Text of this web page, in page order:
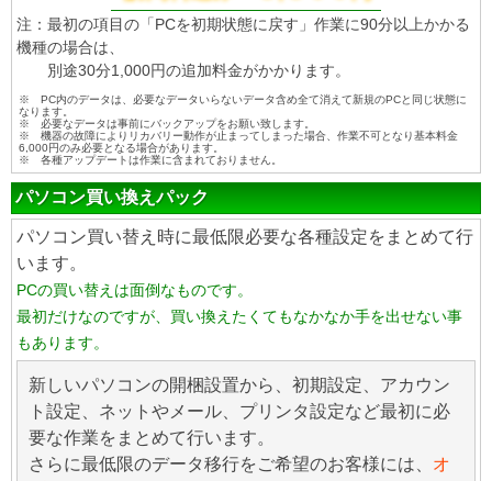
注：最初の項目の「PCを初期状態に戻す」作業に90分以上かかる
機種の場合は、
別途30分1,000円の追加料金がかかります。
※ PC内のデータは、必要なデータいらないデータ含め全て消えて新規のPCと同じ状態に
なります。
※ 必要なデータは事前にバックアップをお願い致します。
※ 機器の故障によりリカバリー動作が止まってしまった場合、作業不可となり基本料金
6,000円のみ必要となる場合があります。
※ 各種アップデートは作業に含まれておりません。
パソコン買い換えパック
パソコン買い替え時に最低限必要な各種設定をまとめて行
います。
PCの買い替えは面倒なものです。
最初だけなのですが、買い換えたくてもなかなか手を出せない事
もあります。
新しいパソコンの開梱設置から、初期設定、アカウン
ト設定、ネットやメール、プリンタ設定など最初に必
要な作業をまとめて行います。
さらに最低限のデータ移行をご希望のお客様には、 オ